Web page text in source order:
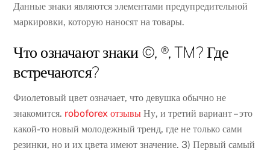
Данные знаки являются элементами предупредительной
маркировки, которую наносят на товары.
Что означают знаки ©, ®, TM? Где
встречаются?
Фиолетовый цвет означает, что девушка обычно не
знакомится. roboforex отзывы Ну, и третий вариант – это
какой-то новый молодежный тренд, где не только сами
резинки, но и их цвета имеют значение. 3) Первый самый